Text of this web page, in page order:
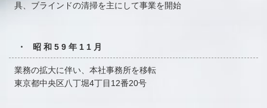
具、ブラインドの清掃を主にして事業を開始
・ 昭和59年11月
業務の拡大に伴い、本社事務所を移転
東京都中央区八丁堀4丁目12番20号